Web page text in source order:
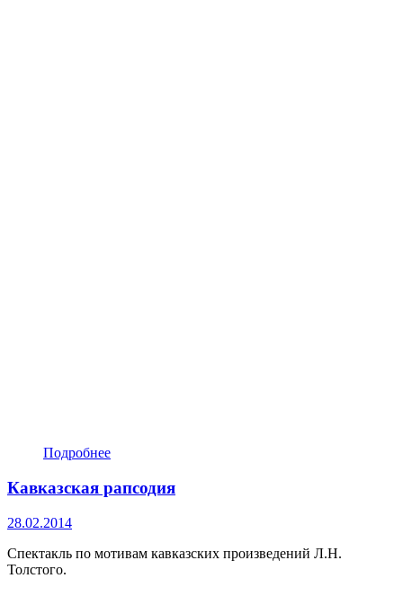
Подробнее
Кавказская рапсодия
28.02.2014
Спектакль по мотивам кавказских произведений Л.Н.
Толстого.